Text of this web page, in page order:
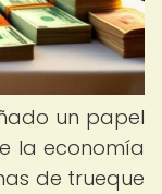
un papel
la economía
de trueque